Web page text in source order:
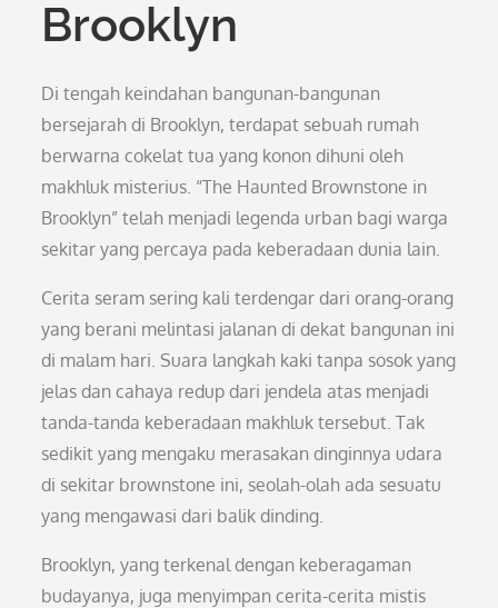
Brooklyn
Di tengah keindahan bangunan-bangunan
bersejarah di Brooklyn, terdapat sebuah rumah
berwarna cokelat tua yang konon dihuni oleh
makhluk misterius. “The Haunted Brownstone in
Brooklyn” telah menjadi legenda urban bagi warga
sekitar yang percaya pada keberadaan dunia lain.
Cerita seram sering kali terdengar dari orang-orang
yang berani melintasi jalanan di dekat bangunan ini
di malam hari. Suara langkah kaki tanpa sosok yang
jelas dan cahaya redup dari jendela atas menjadi
tanda-tanda keberadaan makhluk tersebut. Tak
sedikit yang mengaku merasakan dinginnya udara
di sekitar brownstone ini, seolah-olah ada sesuatu
yang mengawasi dari balik dinding.
Brooklyn, yang terkenal dengan keberagaman
budayanya, juga menyimpan cerita-cerita mistis